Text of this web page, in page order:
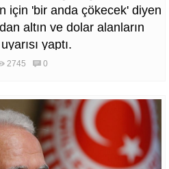
için 'bir anda çökecek' diyen
altın ve dolar alanların
yaptı.
2745 0